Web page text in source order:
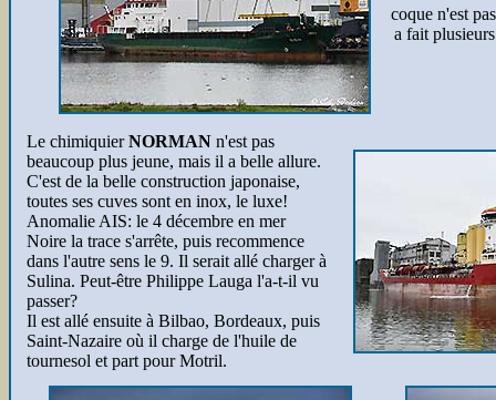
coque n'est
a fait
Le chimiquierNORMAN n'est pas
beaucoup plus jeune, mais il a belle allure.
C'est de la belle construction japonaise,
toutes ses cuves sont en inox, le luxe!
Anomalie AIS: le 4 décembre en mer
Noire la trace s'arrête, puis recommence
dans l'autre sens le 9. Il serait allé charger à
Sulina. Peut-être Philippe Lauga l'a-t-il vu
passer?
Il est allé ensuite à Bilbao, Bordeaux, puis
Saint-Nazaire où il charge de l'huile de
tournesol et part pour Motril.